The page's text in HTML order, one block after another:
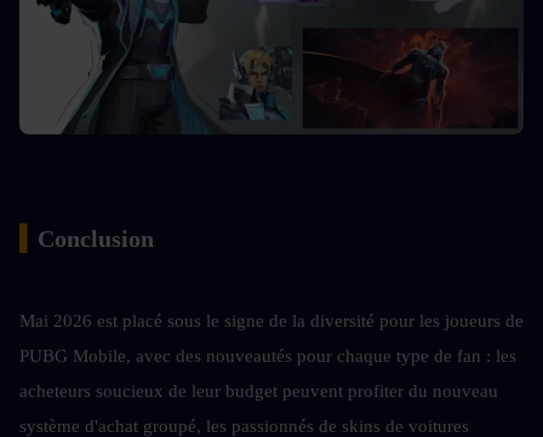
Conclusion
Mai 2026 est placé sous le signe de la diversité pour les joueurs de
PUBG Mobile, avec des nouveautés pour chaque type de fan : les
acheteurs soucieux de leur budget peuvent profiter du nouveau
système d'achat groupé, les passionnés de skins de voitures